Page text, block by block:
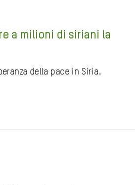
a milioni di siriani la
della pace in Siria.